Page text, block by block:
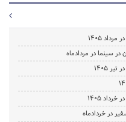
1405
سینما در مردادماه
1405
1405
در خردادماه